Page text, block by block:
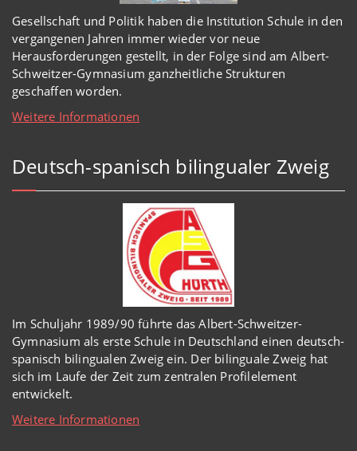
Gesellschaft und Politik haben die Institution Schule in den
vergangenen Jahren immer wiedervor neue
Herausforderungen gestellt, in der Folge sind am Albert-
Schweitzer-Gymnasium ganzheitliche Strukturen
geschaffen worden.
Weitere Informationen
Deutsch-spanisch bilingualer Zweig
Im Schuljahr 1989/90 führte das Albert-Schweitzer-
Gymnasium als erste Schule in Deutschland einen deutsch-
spanisch bilingualen Zweig ein. Der bilinguale Zweig hat
sich im Laufe der Zeit zum zentralen Profilelement
entwickelt.
Weitere Informationen